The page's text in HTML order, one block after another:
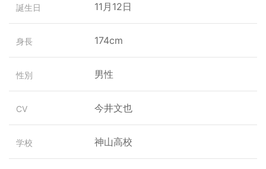
誕生日 11月12日
身長 174cm
性別 男性
CV 今井文也
学校 神山高校